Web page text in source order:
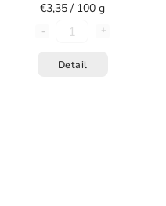
€3,35 / 100 g
Detail